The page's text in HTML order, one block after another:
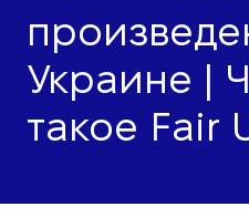
Украине |
такое Fair